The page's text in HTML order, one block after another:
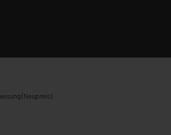
(Neupreis).